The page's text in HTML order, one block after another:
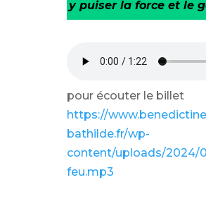
y puiser la force et le
pour écouter le billet
https://
bathilde.fr/wp-
content/uploads/2024/
feu.mp3